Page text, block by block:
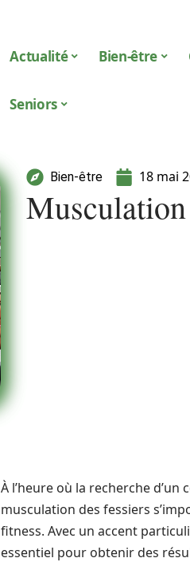
Actualité Bien-être
Seniors
Bien-être 18 mai
Musculation
À l’heure où la recherche
musculation des fessiers
fitness. Avec un accent
essentiel pour obtenir des